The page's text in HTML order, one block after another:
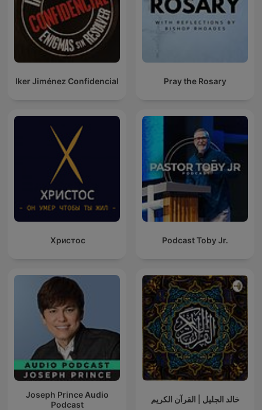
Iker Jiménez Confidencial Pray the Rosary
Христос Podcast Toby Jr.
Joseph Prince Audio
Podcast
خالد الجليل | القرآن الكريم